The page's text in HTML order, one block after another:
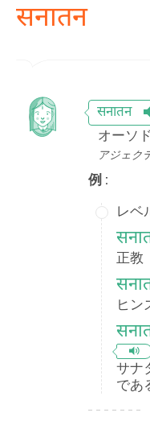
सनातन
सनातन
オーソ
アジェク
例 :
レベ
正教
ヒン
サナ
であ